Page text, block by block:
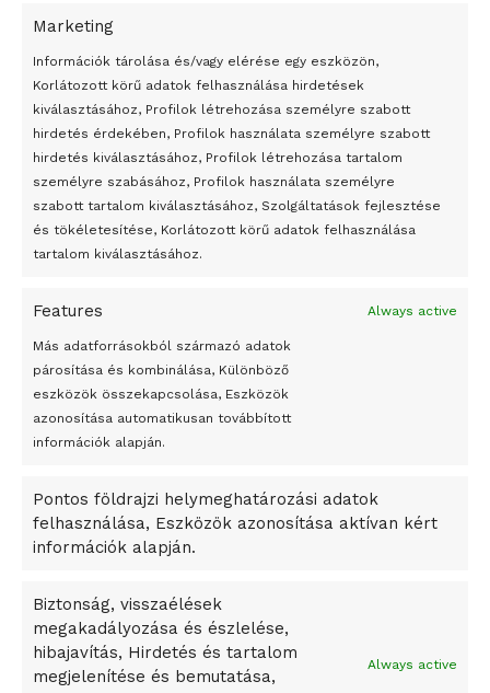
Marketing
Információk tárolása és/vagy elérése egy eszközön,
Korlátozott körű adatok felhasználása hirdetések
kiválasztásához, Profilok létrehozása személyre szabott
hirdetés érdekében, Profilok használata személyre szabott
hirdetés kiválasztásához, Profilok létrehozása tartalom
személyre szabásához, Profilok használata személyre
szabott tartalom kiválasztásához, Szolgáltatások fejlesztése
és tökéletesítése, Korlátozott körű adatok felhasználása
tartalom kiválasztásához.
Features Always active
Más adatforrásokból származó adatok
párosítása és kombinálása, Különböző
eszközök összekapcsolása, Eszközök
azonosítása automatikusan továbbított
információk alapján.
Pontos földrajzi helymeghatározási adatok
felhasználása, Eszközök azonosítása aktívan kért
információk alapján.
Biztonság, visszaélések
megakadályozása és észlelése,
hibajavítás, Hirdetés és tartalom
megjelenítése és bemutatása,
Always active
Átmenetileg szünetelnek az összecsapások Bahmutnál
Egy vagyonért adták el Banksy művét miután elégették.
Az 1950-ben elhunyt alkotók művei szabadon
felhasználhatóvá válnak
Peking – A visegrádi országok zsidó kulturális örökségét
bemutató fotókiállítás nyílt
Megveszi az osztrák Wienerberger az amerikai Meridian
Bricket
A Startup Campus egyetemi programjainak legjobbjai az
A Ringo Starr új albummal jelentkezik
A Vajdasági Magyar Szövetség államtitkárait kinevezték
Dzsingisz kán hódító hadjárata okozta
Kuramagomedov ötödik, Muszukajev elődöntős – Birkózó
világkupa